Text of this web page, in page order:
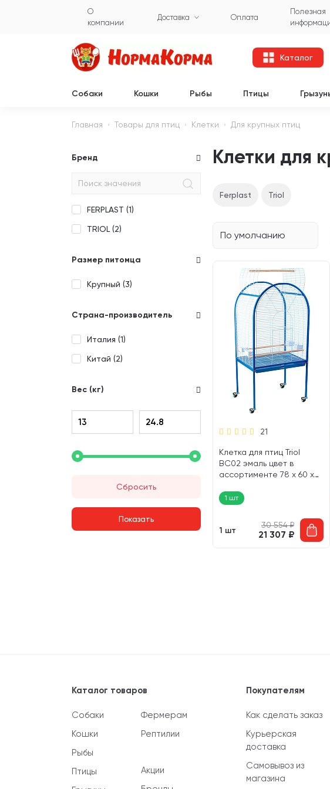
О
компании
Доставка Оплата
Полезная
Каталог
Собаки Кошки Рыбы Птицы
Главная Товары для птиц Клетки Для крупных птиц
Бренд
FERPLAST (1)
TRIOL (2)
Размер питомца
Крупный (3)
Страна-производитель
Италия (1)
Китай (2)
Вес (кг)
Сбросить
Клетки для
Ferplast Triol
По умолчанию
21
Клетка для птиц Triol
BC02 эмаль цвет в
ассортименте 78 х 60 х
1 шт
1 шт
30 554₽
21 307 ₽
Каталог товаров
Собаки
Кошки
Рыбы
Птицы
Фермерам
Рептилии
Акции
Покупателям
Как сделать заказ
Курьерская
доставка
Самовывоз из
магазина